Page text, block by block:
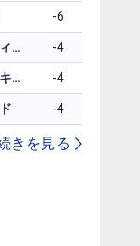
-6
パウラ・マルティン・サンペドロ -4
ステファニー・キリアコウ -4
-4
きを見る